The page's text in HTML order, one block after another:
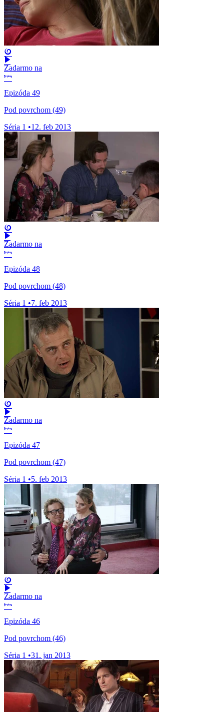
Zadarmo na
Epizóda 49
Pod povrchom (49)
Séria 1 •12. feb 2013
Zadarmo na
Epizóda 48
Pod povrchom (48)
Séria 1 •7. feb 2013
Zadarmo na
Epizóda 47
Pod povrchom (47)
Séria 1 •5. feb 2013
Zadarmo na
Epizóda 46
Pod povrchom (46)
Séria 1 •31. jan 2013